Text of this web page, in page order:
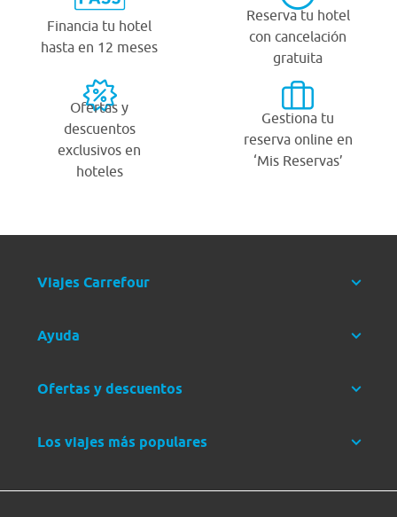
Financia tu hotel
hasta en 12 meses
Reserva tu hotel
con cancelación
gratuita
Ofertas y
descuentos
exclusivos en
hoteles
Gestiona tu
reserva online en
‘Mis Reservas’
Viajes Carrefour
Ayuda
Ofertas y descuentos
Los viajes más populares